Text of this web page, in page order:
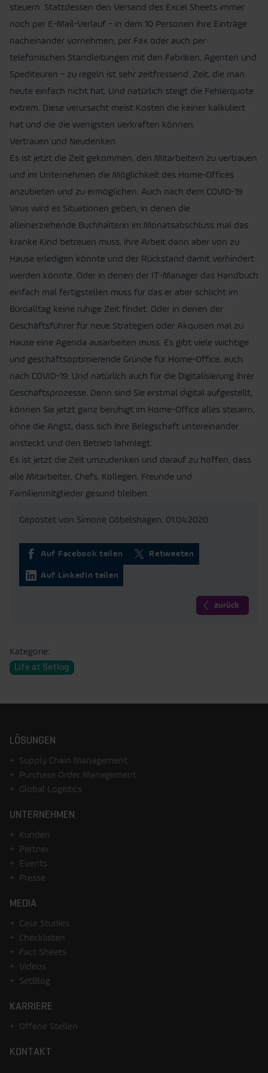
steuern. Stattdessen den Versand des Excel Sheets immer
noch per E-Mail-Verlauf – in dem 10 Personen ihre Einträge
nacheinander vornehmen, per Fax oder auch per
telefonischen Standleitungen mit den Fabriken, Agenten und
Spediteuren – zu regeln ist sehr zeitfressend. Zeit, die man
heute einfach nicht hat. Und natürlich steigt die Fehlerquote
extrem. Diese verursacht meist Kosten die keiner kalkuliert
hat und die die wenigsten verkraften können.
Vertrauen und Neudenken
Es ist jetzt die Zeit gekommen, den Mitarbeitern zu vertrauen
und im Unternehmen die Möglichkeit des Home-Offices
anzubieten und zu ermöglichen. Auch nach dem COVID-19
Virus wird es Situationen geben, in denen die
alleinerziehende Buchhalterin im Monatsabschluss mal das
kranke Kind betreuen muss, ihre Arbeit dann aber von zu
Hause erledigen könnte und der Rückstand damit verhindert
werden könnte. Oder in denen der IT-Manager das Handbuch
einfach mal fertigstellen muss für das er aber schlicht im
Büroalltag keine ruhige Zeit findet. Oder in denen der
Geschäftsführer für neue Strategien oder Akquisen mal zu
Hause eine Agenda ausarbeiten muss. Es gibt viele wichtige
und geschäftsoptimierende Gründe für Home-Office, auch
nach COVID-19. Und natürlich auch für die Digitalisierung ihrer
Geschäftsprozesse. Denn sind Sie erstmal digital aufgestellt,
können Sie jetzt ganz beruhigt im Home-Office alles steuern,
ohne die Angst, dass sich ihre Belegschaft untereinander
ansteckt und den Betrieb lahmlegt.
Es ist jetzt die Zeit umzudenken und darauf zu hoffen, dass
alle Mitarbeiter, Chefs, Kollegen, Freunde und
Familienmitglieder gesund bleiben.
Gepostet von Simone Göbelshagen, 01.04.2020
Auf Facebook teilen Retweeten
Auf LinkedIn teilen
zurück
Kategorie:
Life at Setlog
LÖSUNGEN
Supply Chain Management
Purchase Order Management
Global Logistics
UNTERNEHMEN
Kunden
Partner
Events
Presse
MEDIA
Case Studies
Checklisten
Fact Sheets
Videos
SetBlog
KARRIERE
Offene Stellen
KONTAKT